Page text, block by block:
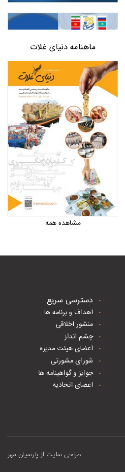
ماهنامه دنیای غلات
مشاهده همه
دسترسی سریع
اهداف و برنامه ها
منشور اخلاقی
چشم انداز
اعضای هیئت مدیره
شورای مشورتی
جوایز و گواهینامه ها
اعضای اتحادیه
طراحی سایت از پارسیان مهر